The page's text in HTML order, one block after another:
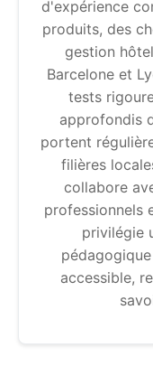
d'expérience
produits, des
gestion
Barcelone et
tests
approfondis
portent
filières
collabore
professionnels
privilégie
accessible,